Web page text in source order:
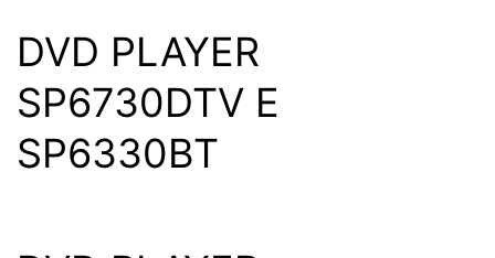
DVD PLAYER
SP6730DTV E
SP6330BT